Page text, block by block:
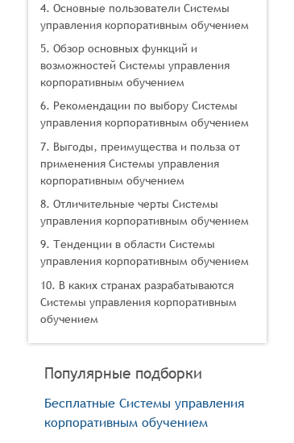
4. Основные пользователи Системы
управления корпоративным обучением
5. Обзор основных функций и
возможностей Системы управления
корпоративным обучением
6. Рекомендации по выбору Системы
управления корпоративным обучением
7. Выгоды, преимущества и польза от
применения Системы управления
корпоративным обучением
8. Отличительные черты Системы
управления корпоративным обучением
9. Тенденции в области Системы
управления корпоративным обучением
10. В каких странах разрабатываются
Системы управления корпоративным
обучением
Популярные подборки
Бесплатные Системы управления
корпоративным обучением